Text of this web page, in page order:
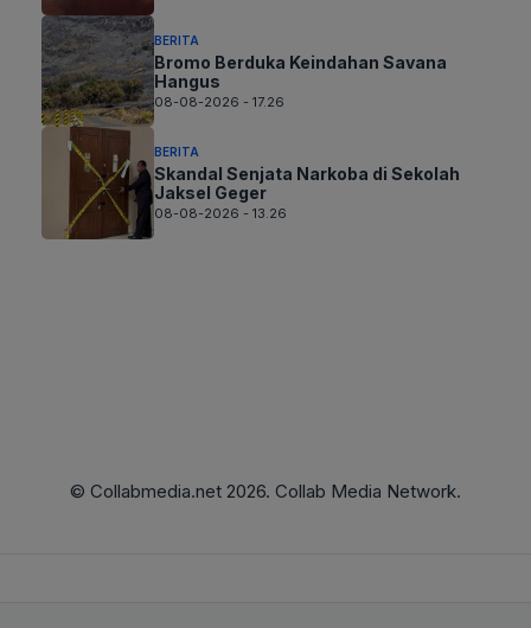
BERITA
Bromo Berduka Keindahan Savana
Hangus
08-08-2026 - 17.26
BERITA
Skandal Senjata Narkoba di Sekolah
Jaksel Geger
08-08-2026 - 13.26
© Collabmedia.net 2026. Collab Media Network.